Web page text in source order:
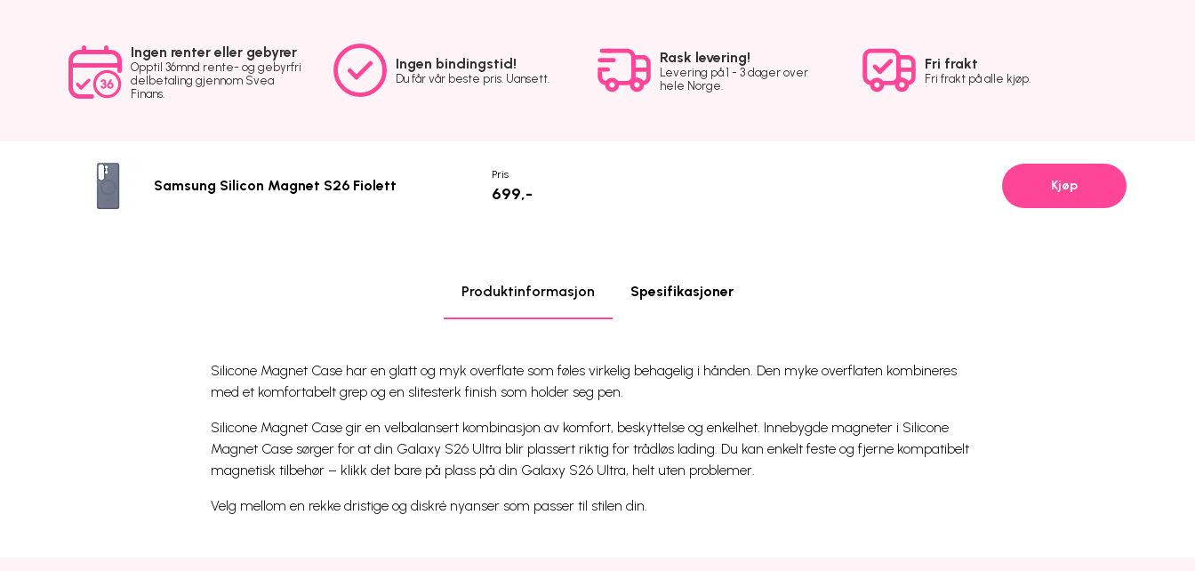
Ingen renter eller gebyrer
Opptil 36mnd rente- og gebyrfri
delbetaling gjennom Svea
Finans.
Ingen bindingstid!
Du får vår beste pris. Uansett.
Rask levering!
Levering på 1 - 3 dager over
hele Norge.
Fri frakt
Fri frakt på alle kjøp.
Samsung Silicon Magnet S26 Fiolett
Pris
699,- Kjøp
Produktinformasjon Spesifikasjoner
Silicone Magnet Case har en glatt og myk overflate som føles virkelig behagelig i hånden. Den myke overflaten kombineres
med et komfortabelt grep og en slitesterk finish som holder seg pen.
Silicone Magnet Case gir en velbalansert kombinasjon av komfort, beskyttelse og enkelhet. Innebygde magneter i Silicone
Magnet Case sørger for at din Galaxy S26 Ultra blir plassert riktig for trådløs lading. Du kan enkelt feste og fjerne kompatibelt
magnetisk tilbehør – klikk det bare på plass på din Galaxy S26 Ultra, helt uten problemer.
Velg mellom en rekke dristige og diskré nyanser som passer til stilen din.